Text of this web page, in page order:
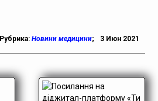
Рубрика: Новини медицини; 3 Июн 2021